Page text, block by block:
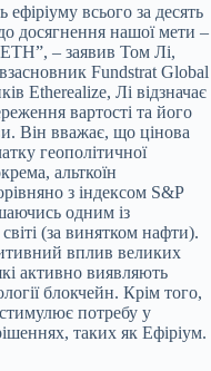
всього за десять
досягнення нашої мети –
ETH”, – заявив Том Лі,
Fundstrat Global
Etherealize, Лі відзначає
вартості та його
Він вважає, що цінова
геополітичної
альткоїн
з індексом S&P
одним із
(за винятком нафти).
вплив великих
активно виявляють
блокчейн. Крім того,
потребу у
таких як Ефіріум.